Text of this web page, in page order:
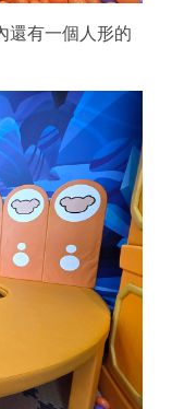
還有一個人形的